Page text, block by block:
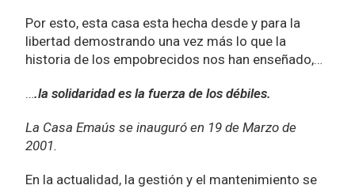
Por esto, esta casa esta hecha desde y para la
libertad demostrando una vez más lo que la
historia de los empobrecidos nos han enseñado,…
….la solidaridad es la fuerza de los débiles.
La Casa Emaús se inauguró en 19 de Marzo de
2001.
En la actualidad, la gestión y el mantenimiento se